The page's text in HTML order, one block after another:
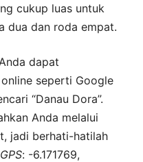
cukup luas untuk
dua dan roda empat.
dapat
seperti Google
“Danau Dora”.
Anda melalui
jadi berhati-hatilah
GPS: -6.171769,